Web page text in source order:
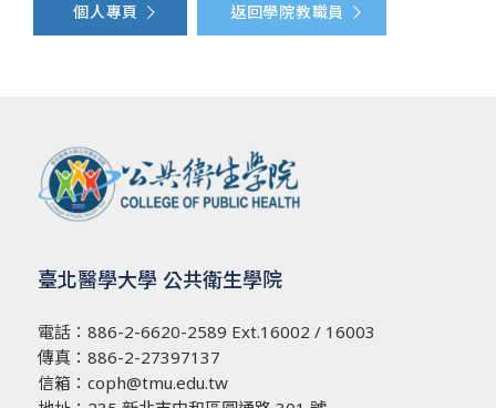
個人專頁 返回學院教職員
臺北醫學大學 公共衛生學院
電話： 886-2-6620-2589 Ext.16002 / 16003
傳真：886-2-27397137
信箱： coph@tmu.edu.tw